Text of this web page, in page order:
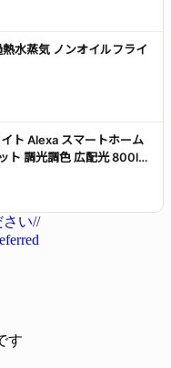
水蒸気 ノンオイルフライ
ト Alexa スマートホーム
ト 調光調色 広配光 800lm
マルチカラー
IFTTT イフト Siri
)
さい//